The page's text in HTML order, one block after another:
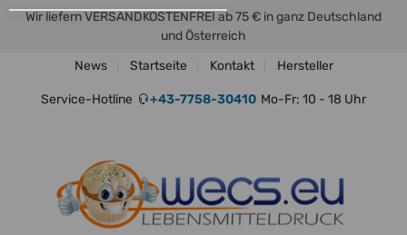
Wir liefern VERSANDKOSTENFREI ab 75 € in ganz Deutschland
und Österreich
News
Startseite Kontakt Hersteller
Service-Hotline +43-7758-30410 Mo-Fr: 10 - 18 Uhr